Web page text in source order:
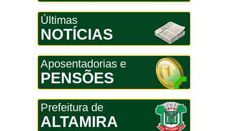
Últimas
NOTÍCIAS
Aposentadorias e
PENSÕES
Prefeitura de
ALTAMIRA